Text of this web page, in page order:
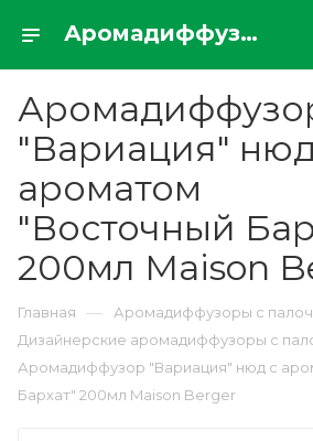
Аромадиффузор "Вариация" нюд с ароматом "Восточный Бархат" 200мл Maison Berger
"Вариация"
ароматом
"Восточный
200мл Maison
Главная — Аромадиффузоры с
Дизайнерские аромадиффузоры с
Аромадиффузор "Вариация" нюд с
Бархат" 200мл Maison Berger